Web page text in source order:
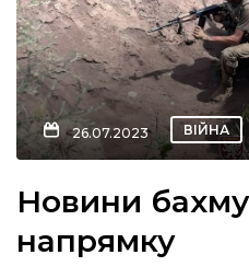
новини
26.07.2023 ВІЙНА
Новини
напрямку